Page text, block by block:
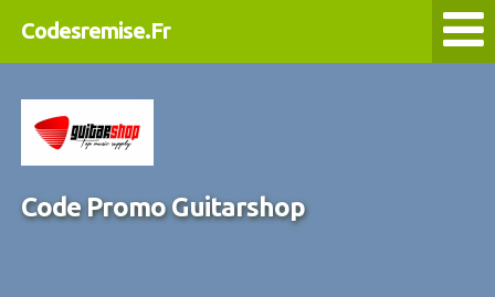
Codesremise.Fr
Code Promo Guitarshop